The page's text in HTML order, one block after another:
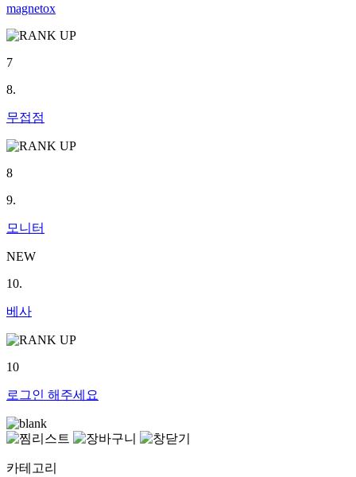
magnetox
7
8.
무접점
8
9.
모니터
NEW
10.
베사
10
로그인 해주세요
카테고리